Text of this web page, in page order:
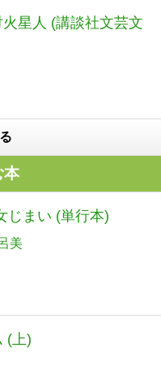
星人 (講談社文芸文
本
じまい (単行本)
美
(上)